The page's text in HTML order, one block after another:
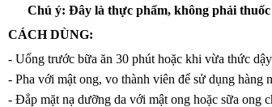
Chú ý: Đây là thực phẩm, không phải
CÁCH DÙNG:
- Uống trước bữa ăn 30 phút hoặc khi vừa thức
- Pha với mật ong, vo thành viên để sử dụng hàng
- Đắp mặt nạ dưỡng da với mật ong hoặc sữa ong